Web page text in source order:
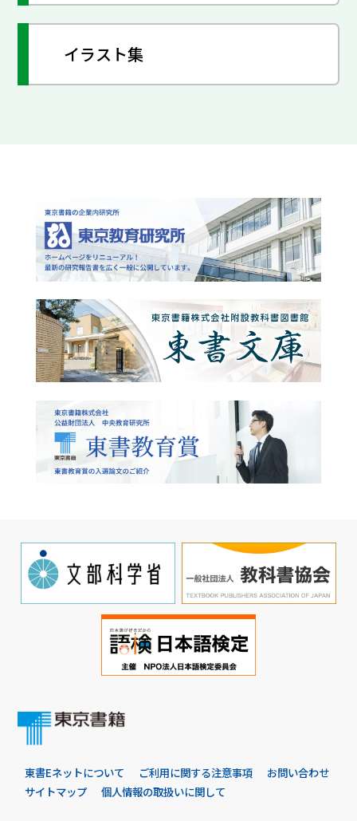
イラスト集
東書Eネットについて ご利用に関する注意事項
お問い合わせ
サイトマップ
個人情報の取扱いに関して